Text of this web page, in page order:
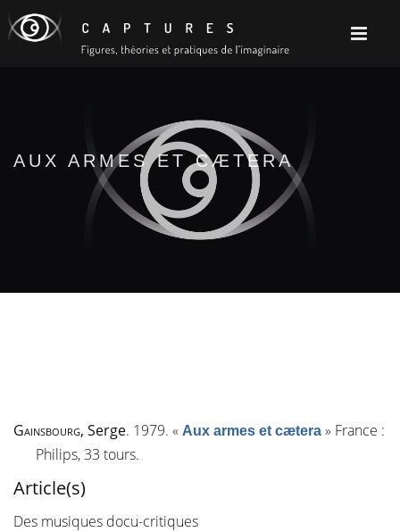
AUX ARMES ET CÆTERA
Gainsbourg, Serge. 1979. « Aux armes et cætera » France :
Philips, 33 tours.
Article(s)
Des musiques docu-critiques